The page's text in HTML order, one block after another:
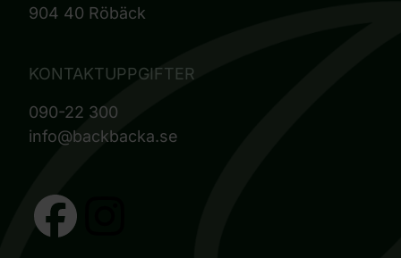
904 40 Röbäck
KONTAKTUPPGIFTER
090-22 300
info@backbacka.se